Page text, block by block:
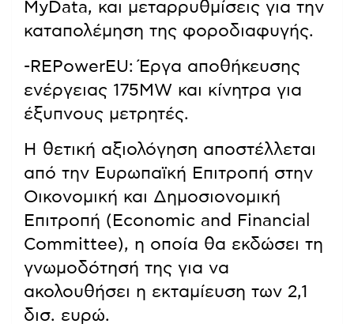
MyData, και μεταρρυθμίσεις για την
καταπολέμηση της φοροδιαφυγής.
-REPowerEU: Έργα αποθήκευσης
ενέργειας 175MW και κίνητρα για
έξυπνους μετρητές.
Η θετική αξιολόγηση αποστέλλεται
από την Ευρωπαϊκή Επιτροπή στην
Οικονομική και Δημοσιονομική
Επιτροπή (Economic and Financial
Committee), η οποία θα εκδώσει τη
γνωμοδότησή της για να
ακολουθήσει η εκταμίευση των 2,1
δισ. ευρώ.